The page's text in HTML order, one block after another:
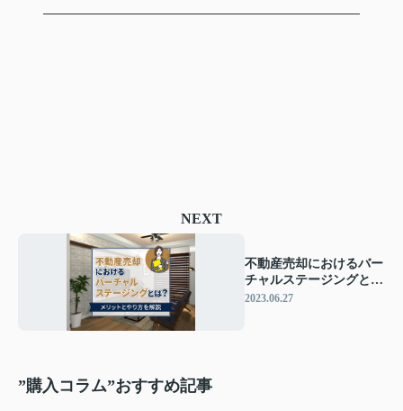
NEXT
不動産売却におけるバー
チャルステージングと
は？メリットとやり方を
2023.06.27
”購入コラム”おすすめ記事